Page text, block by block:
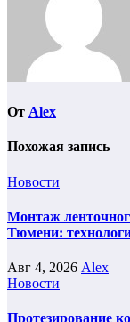
От Alex
Похожая запись
Новости
Монтаж
Тюмени:
Авг 4, 2026 Alex
Новости
Протезирование